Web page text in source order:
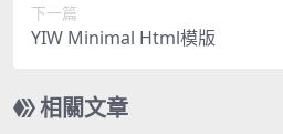
下一篇
YIW Minimal Html模版
相關文章